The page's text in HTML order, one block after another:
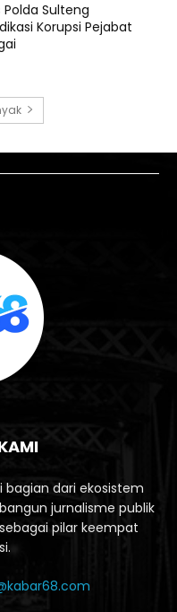
Sulteng
Korupsi Pejabat
bagian dari ekosistem
jurnalisme publik
pilar keempat